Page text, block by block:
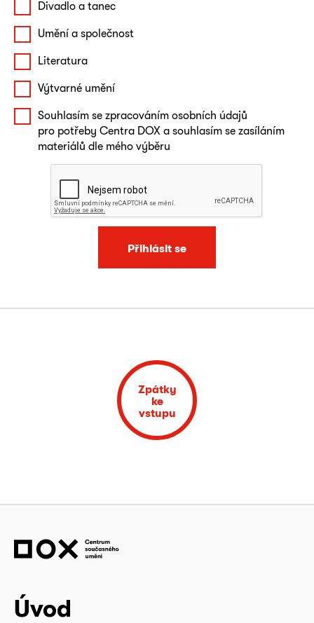
Divadlo a tanec
Umění a společnost
Literatura
Výtvarné umění
Souhlasím se zpracováním osobních údajů
pro potřeby Centra DOX a souhlasím se zasíláním
materiálů dle mého výběru
Přihlásit se
Zpátky
ke
vstupu
Úvod